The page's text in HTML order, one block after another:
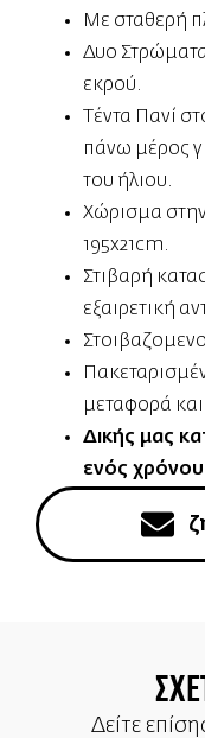
Με σταθερή
Δυο
εκρού.
Τέντα Πανί
πάνω μέρος
του ήλιου.
Χώρισμα
195x21cm.
Στιβαρή
εξαιρετική
μεταφορά
Δικής μας
ενός
Δείτε